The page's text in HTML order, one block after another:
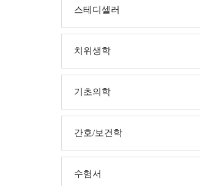
스테디셀러
치위생학
기초의학
간호/보건학
수험서